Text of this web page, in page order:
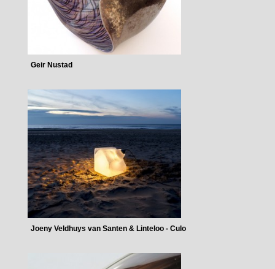
Geir Nustad
Joeny Veldhuys van Santen & Linteloo - Culo